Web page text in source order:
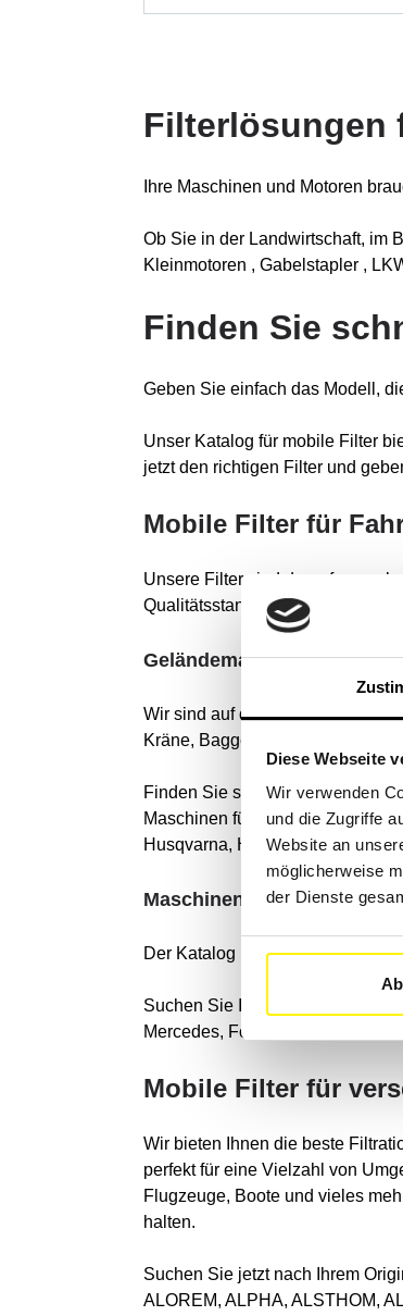
Diese Webseite
Wir verwenden
und die Zugriffe
Website an
möglicherweise
der Dienste
Filterlösungen
Ihre Maschinen und Motoren
Ob Sie in der Landwirtschaft, im
Kleinmotoren , Gabelstapler ,
Finden Sie
Geben Sie einfach das Modell,
Unser Katalog für mobile Filter
jetzt den richtigen Filter und
Mobile Filter für
Unsere Filter sind darauf
Qualitätsstandards.
Geländemaschinen
Wir sind auf die Suche nach
Kräne, Baggerlader,
Finden Sie schnell die richtigen
Maschinen führender Marken
Husqvarna, Hitachi, Prinoth,
Maschinen für den
Der Katalog umfasst auch alle
Suchen Sie Ihr Fahrzeug mit
Mercedes, Ford, Honda, Volvo,
Mobile Filter für
Wir bieten Ihnen die beste
perfekt für eine Vielzahl von
Flugzeuge, Boote und vieles
halten.
Suchen Sie jetzt nach Ihrem
ALOREM, ALPHA, ALSTHOM,